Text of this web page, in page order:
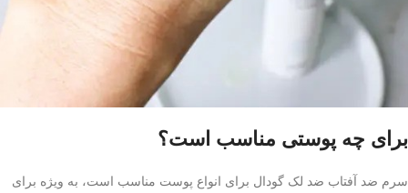
برای چه پوستی مناسب است؟
سرم ضد آفتاب ضد لک گودال برای انواع پوست مناسب است، به ویژه برای